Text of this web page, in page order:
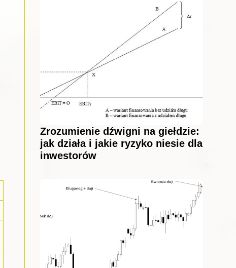
Zrozumienie dźwigni na giełdzie:
jak działa i jakie ryzyko niesie dla
inwestorów